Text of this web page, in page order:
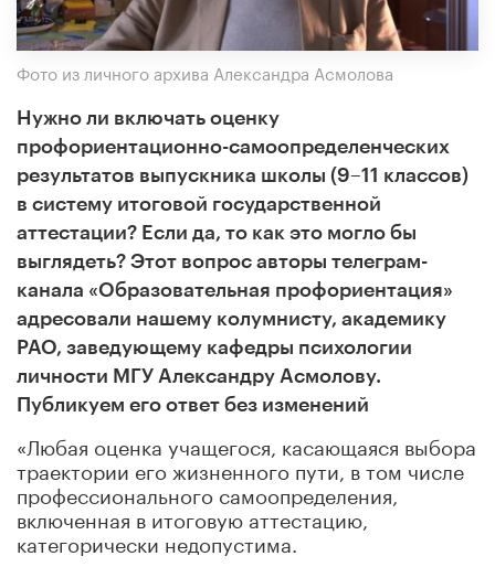
Фото из личного архива Александра Асмолова
Нужно ли включать оценку
профориентационно-самоопределенческих
результатов выпускника школы (9–11 классов)
в систему итоговой государственной
аттестации? Если да, то как это могло бы
выглядеть? Этот вопрос авторы телеграм-
канала «Образовательная профориентация»
адресовали нашему колумнисту, академику
РАО, заведующему кафедры психологии
личности МГУ Александру Асмолову.
Публикуем его ответ без изменений
«Любая оценка учащегося, касающаяся выбора
траектории его жизненного пути, в том числе
профессионального самоопределения,
включенная в итоговую аттестацию,
категорически недопустима.